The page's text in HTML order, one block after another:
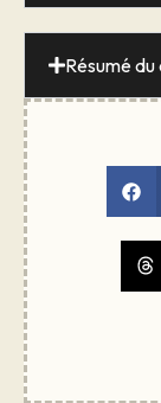
Résumé